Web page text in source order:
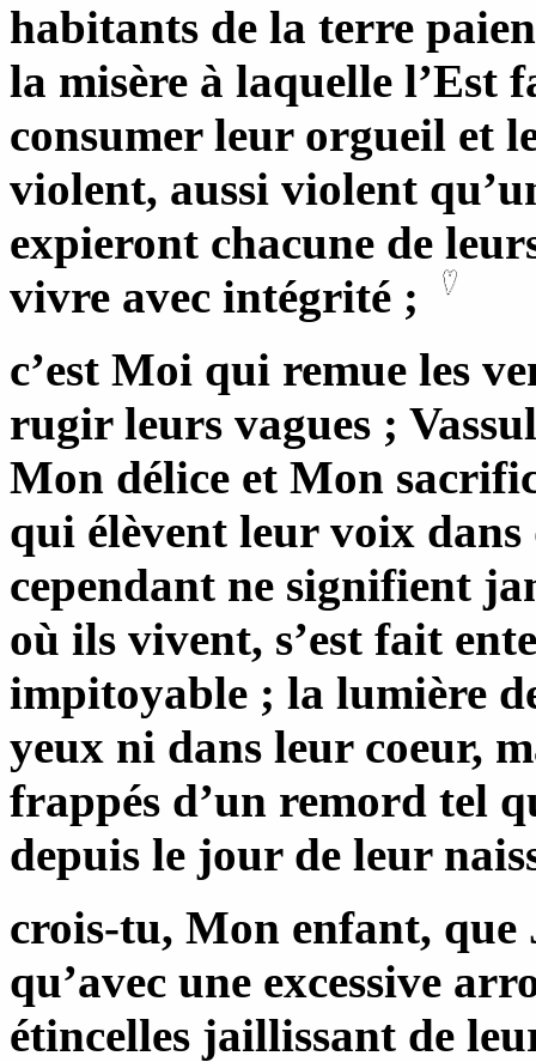
habitants de la terre
la misère à laquelle l’Est
consumer leur orgueil et
violent, aussi violent
expieront chacune de
vivre avec intégrité ;
c’est Moi qui remue les
rugir leurs vagues ;
Mon délice et Mon
qui élèvent leur voix dans
cependant ne signifient
où ils vivent, s’est fait
impitoyable ; la lumière
yeux ni dans leur coeur,
frappés d’un remord tel
depuis le jour de leur
crois-tu, Mon enfant, que
qu’avec une excessive
étincelles jaillissant de